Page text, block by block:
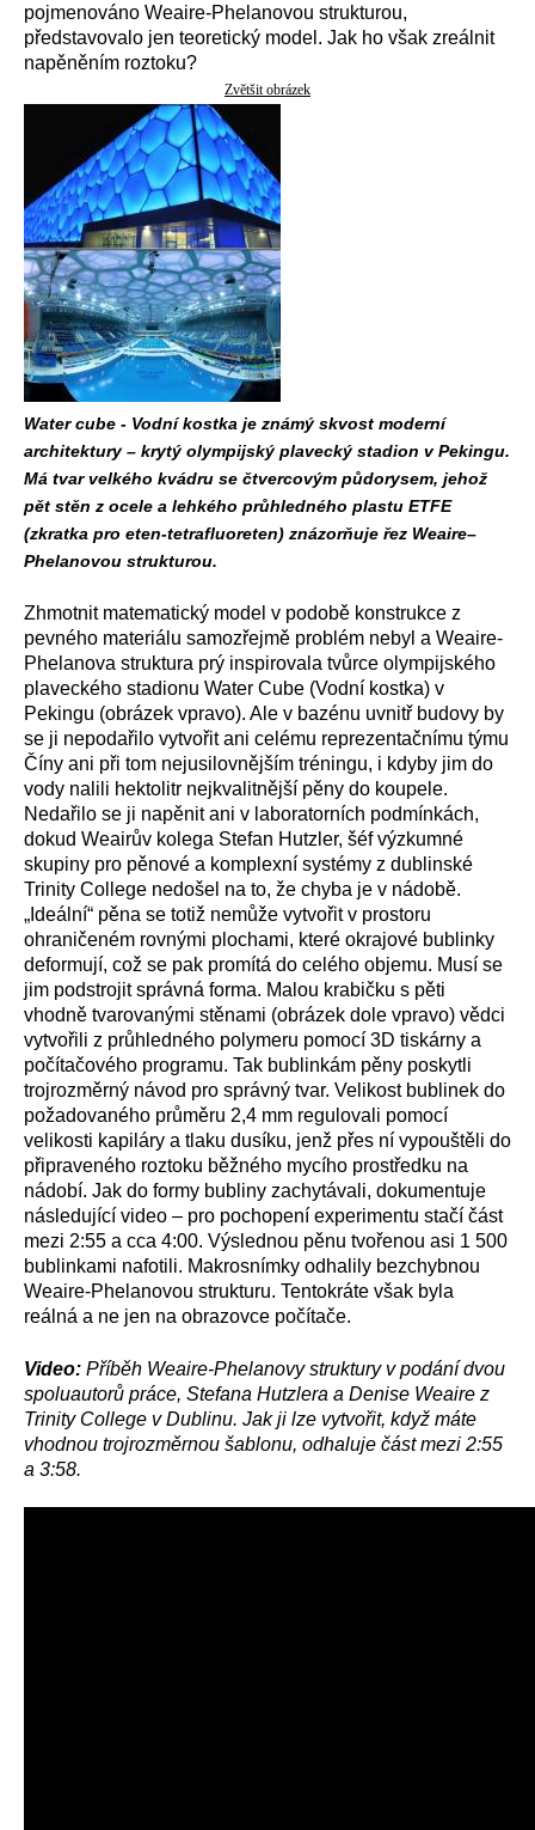
pojmenováno Weaire-Phelanovou strukturou,
představovalo jen teoretický model. Jak ho však zreálnit
napěněním roztoku?
Zvětšit obrázek
Water cube - Vodní kostka je známý skvost moderní
architektury – krytý olympijský plavecký stadion v Pekingu.
Má tvar velkého kvádru se čtvercovým půdorysem, jehož
pět stěn z ocele a lehkého průhledného plastu ETFE
(zkratka pro eten-tetrafluoreten) znázorňuje řez Weaire–
Phelanovou strukturou.
Zhmotnit matematický model v podobě konstrukce z
pevného materiálu samozřejmě problém nebyl a Weaire-
Phelanova struktura prý inspirovala tvůrce olympijského
plaveckého stadionu Water Cube (Vodní kostka) v
Pekingu (obrázek vpravo). Ale v bazénu uvnitř budovy by
se ji nepodařilo vytvořit ani celému reprezentačnímu týmu
Číny ani při tom nejusilovnějším tréningu, i kdyby jim do
vody nalili hektolitr nejkvalitnější pěny do koupele.
Nedařilo se ji napěnit ani v laboratorních podmínkách,
dokud Weairův kolega Stefan Hutzler, šéf výzkumné
skupiny pro pěnové a komplexní systémy z dublinské
Trinity College nedošel na to, že chyba je v nádobě.
„Ideální“ pěna se totiž nemůže vytvořit v prostoru
ohraničeném rovnými plochami, které okrajové bublinky
deformují, což se pak promítá do celého objemu. Musí se
jim podstrojit správná forma. Malou krabičku s pěti
vhodně tvarovanými stěnami (obrázek dole vpravo) vědci
vytvořili z průhledného polymeru pomocí 3D tiskárny a
počítačového programu. Tak bublinkám pěny poskytli
trojrozměrný návod pro správný tvar. Velikost bublinek do
požadovaného průměru 2,4 mm regulovali pomocí
velikosti kapiláry a tlaku dusíku, jenž přes ní vypouštěli do
připraveného roztoku běžného mycího prostředku na
nádobí. Jak do formy bubliny zachytávali, dokumentuje
následující video – pro pochopení experimentu stačí část
mezi 2:55 a cca 4:00. Výslednou pěnu tvořenou asi 1 500
bublinkami nafotili. Makrosnímky odhalily bezchybnou
Weaire-Phelanovou strukturu. Tentokráte však byla
reálná a ne jen na obrazovce počítače.
Video: Příběh Weaire-Phelanovy struktury v podání dvou
spoluautorů práce, Stefana Hutzlera a Denise Weaire z
Trinity College v Dublinu. Jak ji lze vytvořit, když máte
vhodnou trojrozměrnou šablonu, odhaluje část mezi 2:55
a 3:58.